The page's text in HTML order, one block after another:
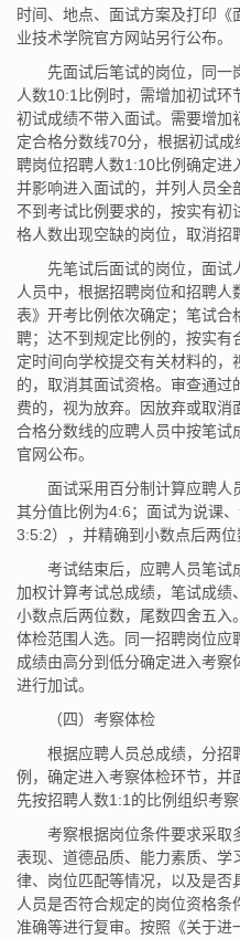
时间、地点、面试方案及打印
业技术学院官方网站另行公布。
先面试后笔试的岗位，同一
人数10:1比例时，需增加初试环
初试成绩不带入面试。需要增
定合格分数线70分，根据初试
聘岗位招聘人数1:10比例确定进
并影响进入面试的，并列人员
不到考试比例要求的，按实有
格人数出现空缺的岗位，取消招
先笔试后面试的岗位，面试
人员中，根据招聘岗位和招聘
表》开考比例依次确定；笔试合
聘；达不到规定比例的，按实有
定时间向学校提交有关材料的
的，取消其面试资格。审查通
费的，视为放弃。因放弃或取
合格分数线的应聘人员中按笔
官网公布。
面试采用百分制计算应聘人
其分值比例为4:6；面试为说课
3:5:2），并精确到小数点后两位
考试结束后，应聘人员笔试
加权计算考试总成绩，笔试成绩
小数点后两位数，尾数四舍五
体检范围人选。同一招聘岗位
成绩由高分到低分确定进入考
进行加试。
（四）考察体检
根据应聘人员总成绩，分招
例，确定进入考察体检环节，并
先按招聘人数1:1的比例组织考察
考察根据岗位条件要求采取
表现、道德品质、能力素质、学
律、岗位匹配等情况，以及是
人员是否符合规定的岗位资格
准确等进行复审。按照《关于进